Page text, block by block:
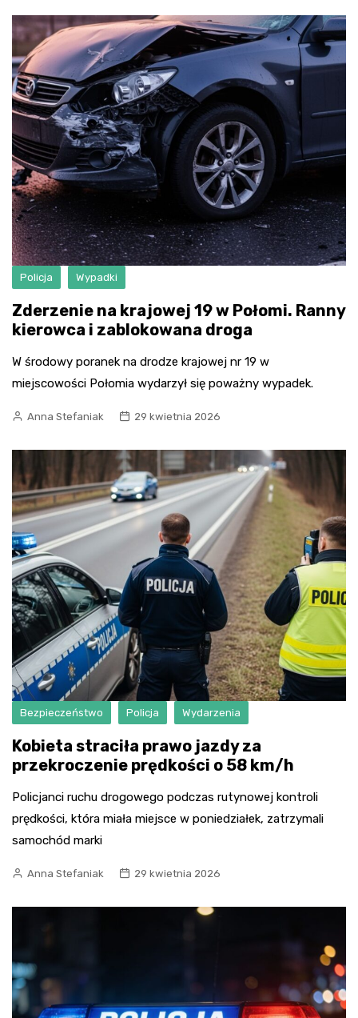
Policja Wypadki
Zderzenie na krajowej 19 w Połomi. Ranny
kierowca i zablokowana droga
W środowy poranek na drodze krajowej nr 19 w
miejscowości Połomia wydarzył się poważny wypadek.
Anna Stefaniak 29 kwietnia 2026
Bezpieczeństwo Policja Wydarzenia
Kobieta straciła prawo jazdy za
przekroczenie prędkości o 58 km/h
Policjanci ruchu drogowego podczas rutynowej kontroli
prędkości, która miała miejsce w poniedziałek, zatrzymali
samochód marki
Anna Stefaniak 29 kwietnia 2026